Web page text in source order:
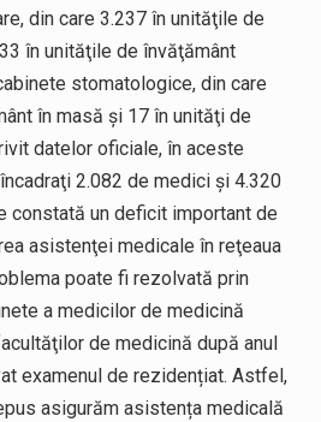
din care 3.237 în unităţile de
în unităţile de învăţământ
stomatologice, din care
în masă şi 17 în unităţi de
datelor oficiale, în aceste
2.082 de medici şi 4.320
constată un deficit important de
asistenţei medicale în reţeaua
poate fi rezolvată prin
a medicilor de medicină
de medicină după anul
examenul de rezidențiat. Astfel,
asigurăm asistența medicală